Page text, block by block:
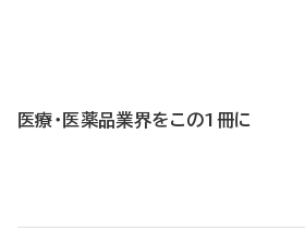
医療・医薬品業界をこの1冊に